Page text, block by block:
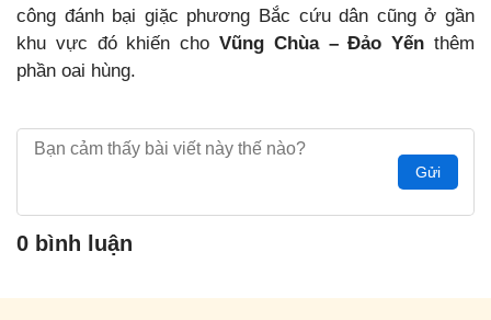
công đánh bại giặc phương Bắc cứu dân cũng ở gần
khu vực đó khiến cho Vũng Chùa – Đảo Yến thêm
phần oai hùng.
Gửi
0 bình luận